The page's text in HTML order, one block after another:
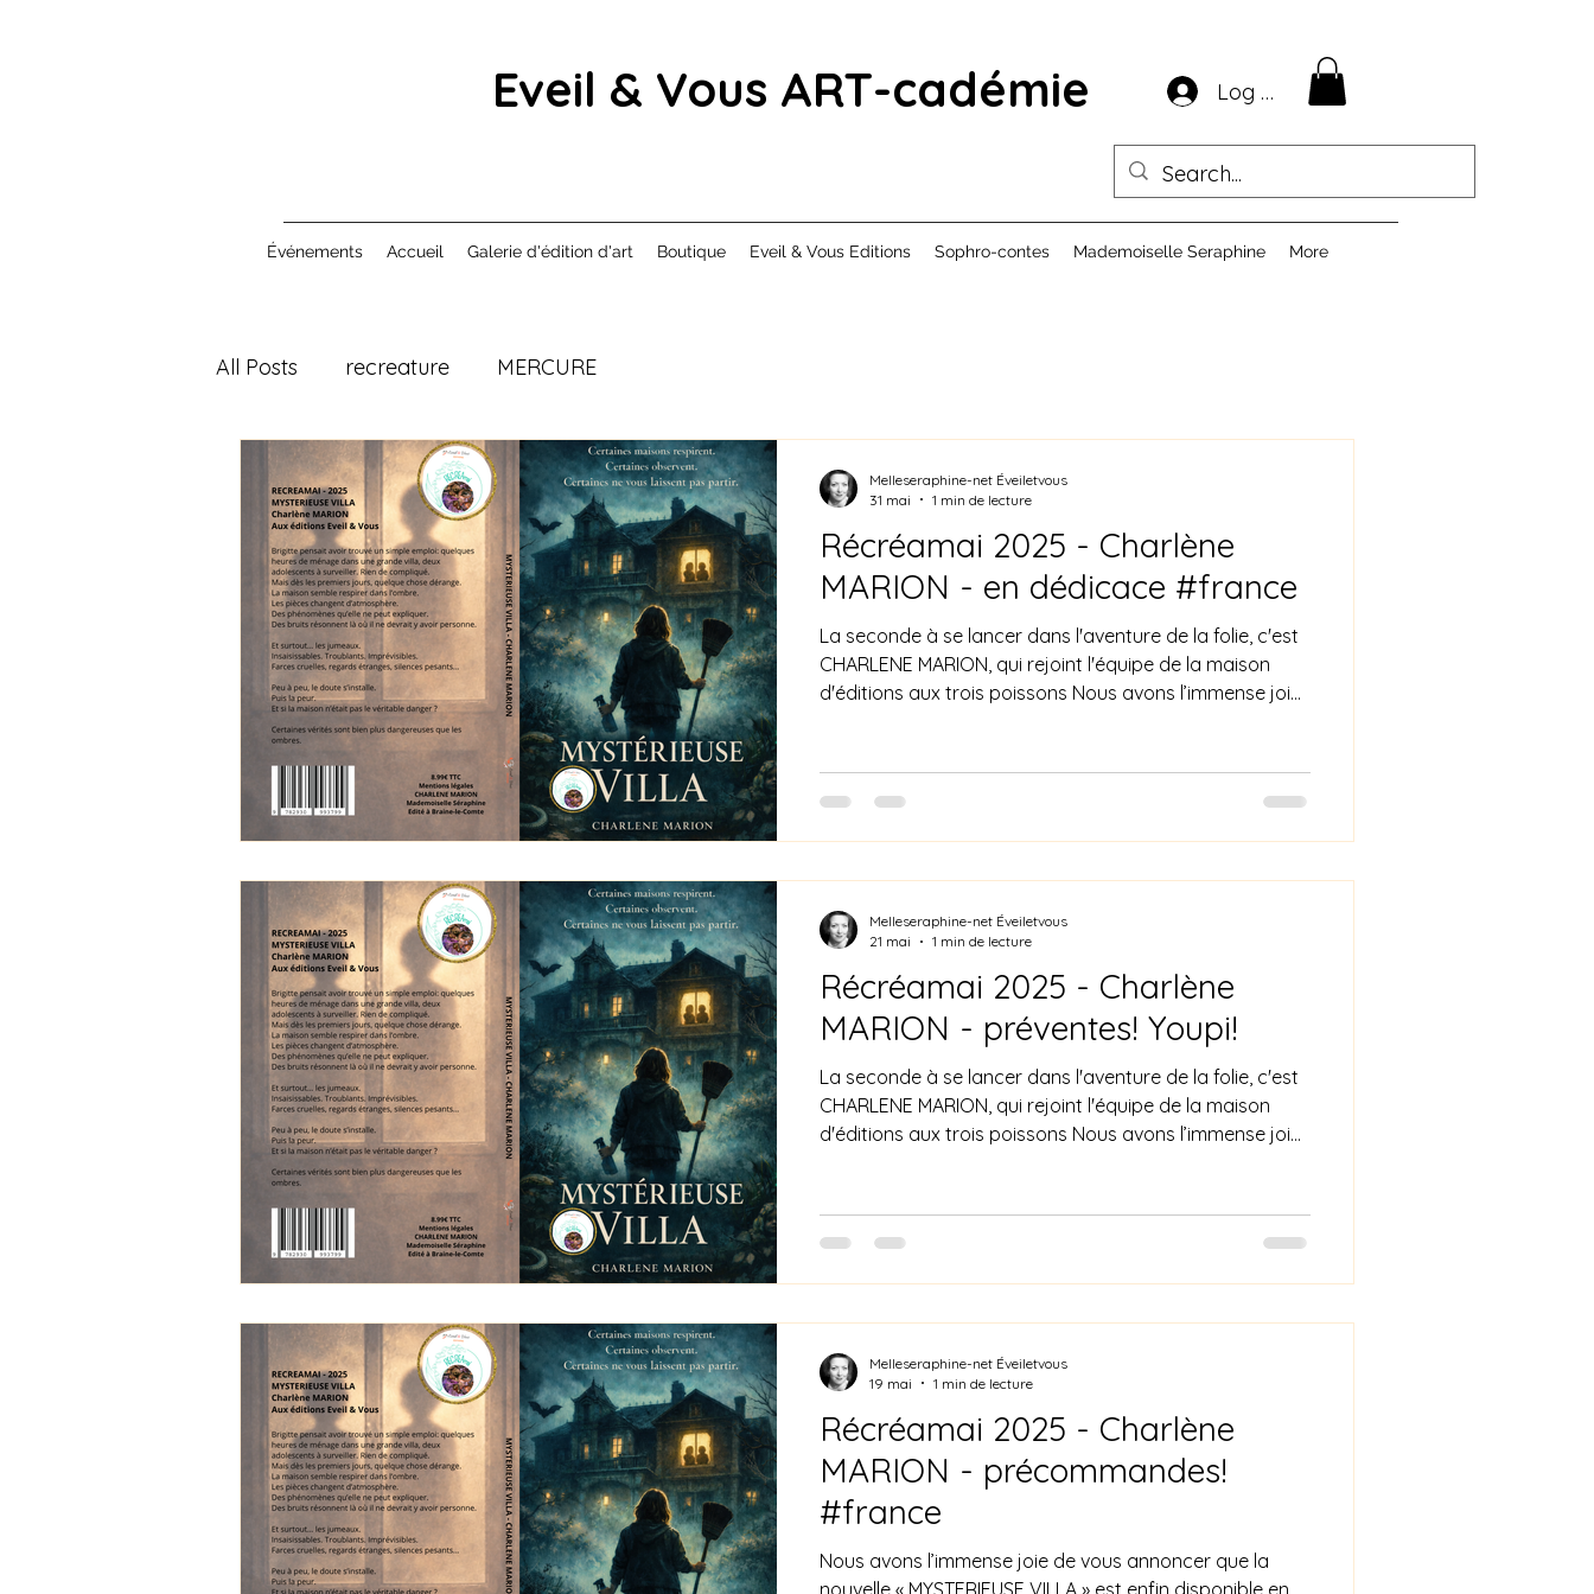
Eveil & Vous ART-cadémie Log In
Événements Accueil Galerie d'édition d'art Boutique Eveil & Vous Editions Sophro-contes Mademoiselle Seraphine More
All Posts recreature MERCURE
Récréamai 2025 - Charlène
MARION - en dédicace #france
La seconde à se lancer dans l'aventure de la folie, c'est
CHARLENE MARION, qui rejoint l'équipe de la maison
d'éditions aux trois poissons Nous avons l’immense joie
désormais fermée. ✨ Du fond du cœur… merci À vous
qui avez déjà choisi « Les camélias » en prévente, merci
Melleseraphine-net Éveiletvous
31 mai
1 min de lecture
Récréamai 2025 - Charlène
MARION - préventes! Youpi!
La seconde à se lancer dans l'aventure de la folie, c'est
CHARLENE MARION, qui rejoint l'équipe de la maison
d'éditions aux trois poissons Nous avons l’immense joie
la couverture, puis goûté aux premiers mots, il est
temps d’aller plus loin… ✨ La prévente est désormais
Melleseraphine-net Éveiletvous
21 mai
1 min de lecture
Récréamai 2025 - Charlène
MARION - précommandes!
#france
Nous avons l’immense joie de vous annoncer que la
nouvelle « MYSTERIEUSE VILLA » est enfin disponible en
Melleseraphine-net Éveiletvous
19 mai
1 min de lecture